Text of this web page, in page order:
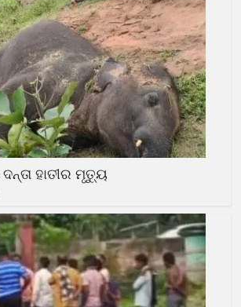
ହାତୀର ମୃତ୍ୟୁ